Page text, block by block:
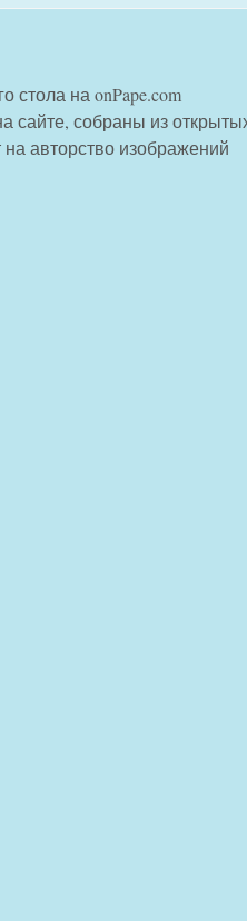
стола на onPape.com
собраны из
авторство изображений